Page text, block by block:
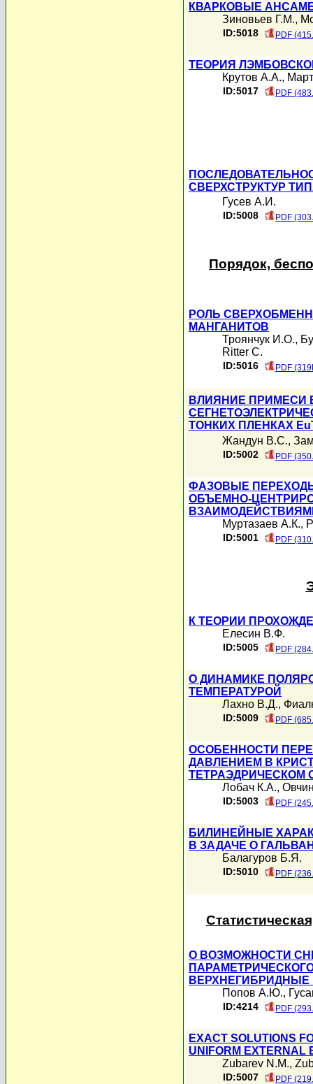
КВАРКОВЫЕ
Зиновьев Г.М.,
ID:5018 PDF
ТЕОРИЯ
Крутов А.А.,
ID:5017 PDF
СВЕРХСТРУКТУР
Гусев А.И.
ID:5008 PDF
Порядок,
РОЛЬ
МАНГАНИТОВ
Троянчук И.О.,
Ritter C.
ID:5016 PDF
ВЛИЯНИЕ ПРИМЕСИ
ТОНКИХ ПЛЕНКАХ
Жандун В.С.,
ID:5002 PDF
ФАЗОВЫЕ
ОБЪЕМНО-
Муртазаев А.К.,
ID:5001 PDF
К ТЕОРИИ
Елесин В.Ф.
ID:5005 PDF
О ДИНАМИКЕ
ТЕМПЕРАТУРОЙ
Лахно В.Д.,
ID:5009 PDF
ОСОБЕННОСТИ
ДАВЛЕНИЕМ В
ТЕТРАЭДРИЧЕСКОМ
Лобач К.А.,
ID:5003 PDF
БИЛИНЕЙНЫЕ
В ЗАДАЧЕ О
Балагуров Б.Я.
ID:5010 PDF
О ВОЗМОЖНОСТИ
Попов А.Ю.,
ID:4214 PDF
EXACT SOLUTIONS
UNIFORM EXTERNAL
Zubarev N.M.,
ID:5007 PDF